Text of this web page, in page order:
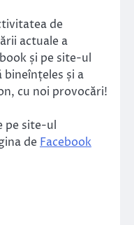
de
actuale a
și pe site-ul
și a
cu noi provocări!
pe site-ul
de Facebook